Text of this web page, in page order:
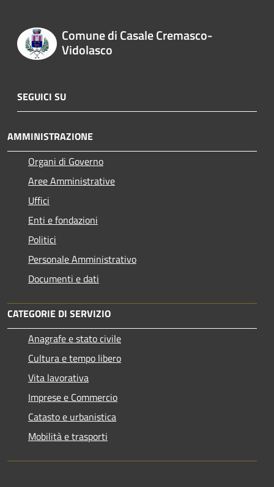
Comune di Casale Cremasco-
Vidolasco
SEGUICI SU
AMMINISTRAZIONE
Organi di Governo
Aree Amministrative
Uffici
Enti e fondazioni
Politici
Personale Amministrativo
Documenti e dati
CATEGORIE DI SERVIZIO
Anagrafe e stato civile
Cultura e tempo libero
Vita lavorativa
Imprese e Commercio
Catasto e urbanistica
Mobilità e trasporti